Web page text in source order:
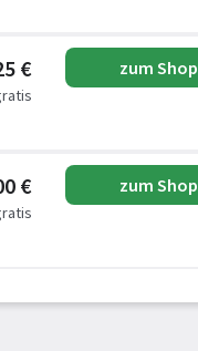
€ zum Shop
€ zum Shop